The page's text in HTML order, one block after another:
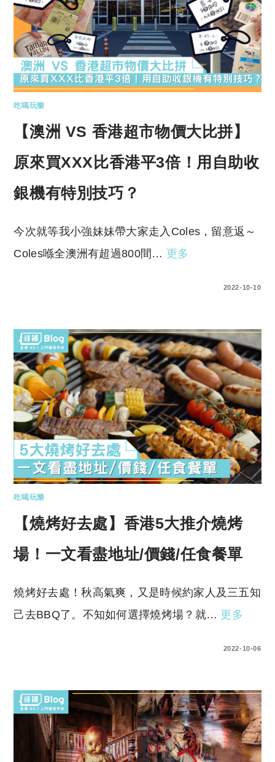
吃喝玩樂
【澳洲 VS 香港超市物價大比拼】
原來買XXX比香港平3倍！用自助收
銀機有特別技巧？
今次就等我小強妹妹帶大家走入Coles，留意返～
Coles喺全澳洲有超過800間… 更多
2022-10-10
吃喝玩樂
【燒烤好去處】香港5大推介燒烤
場！一文看盡地址/價錢/任食餐單
燒烤好去處！秋高氣爽，又是時候約家人及三五知
己去BBQ了。不知如何選擇燒烤場？就… 更多
2022-10-06